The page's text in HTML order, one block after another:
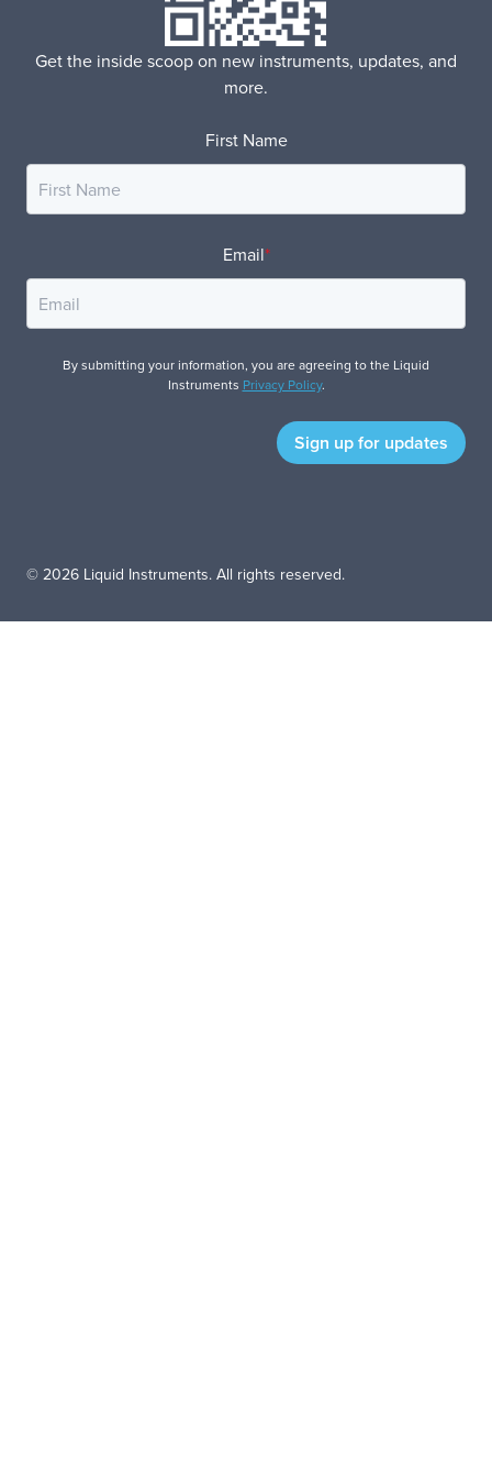
Get the inside scoop on new instruments, updates, and
more.
First Name
Email*
By submitting your information, you are agreeing to the Liquid
Instruments Privacy Policy.
© 2026 Liquid Instruments. All rights reserved.